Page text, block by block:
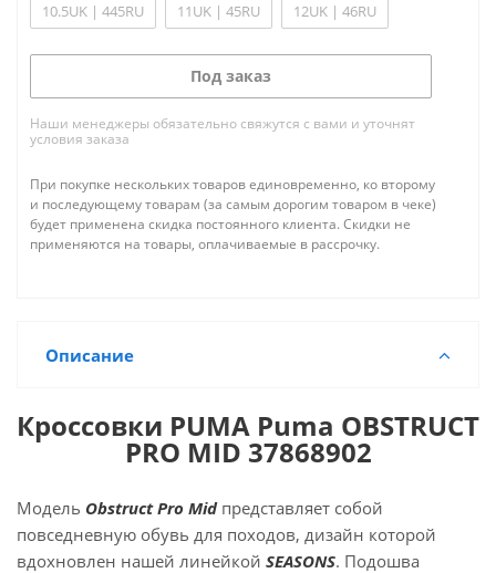
10.5UK | 445RU 11UK | 45RU 12UK | 46RU
Под заказ
Наши менеджеры обязательно свяжутся с вами и уточнят
условия заказа
При покупке нескольких товаров единовременно, ко второму
и последующему товарам (за самым дорогим товаром в чеке)
будет применена скидка постоянного клиента. Скидки не
применяются на товары, оплачиваемые в рассрочку.
Описание
Кроссовки PUMA Puma OBSTRUCT
PRO MID 37868902
Модель Obstruct Pro Midпредставляет собой
повседневную обувь для походов, дизайн которой
вдохновлен нашей линейкой SEASONS. Подошва